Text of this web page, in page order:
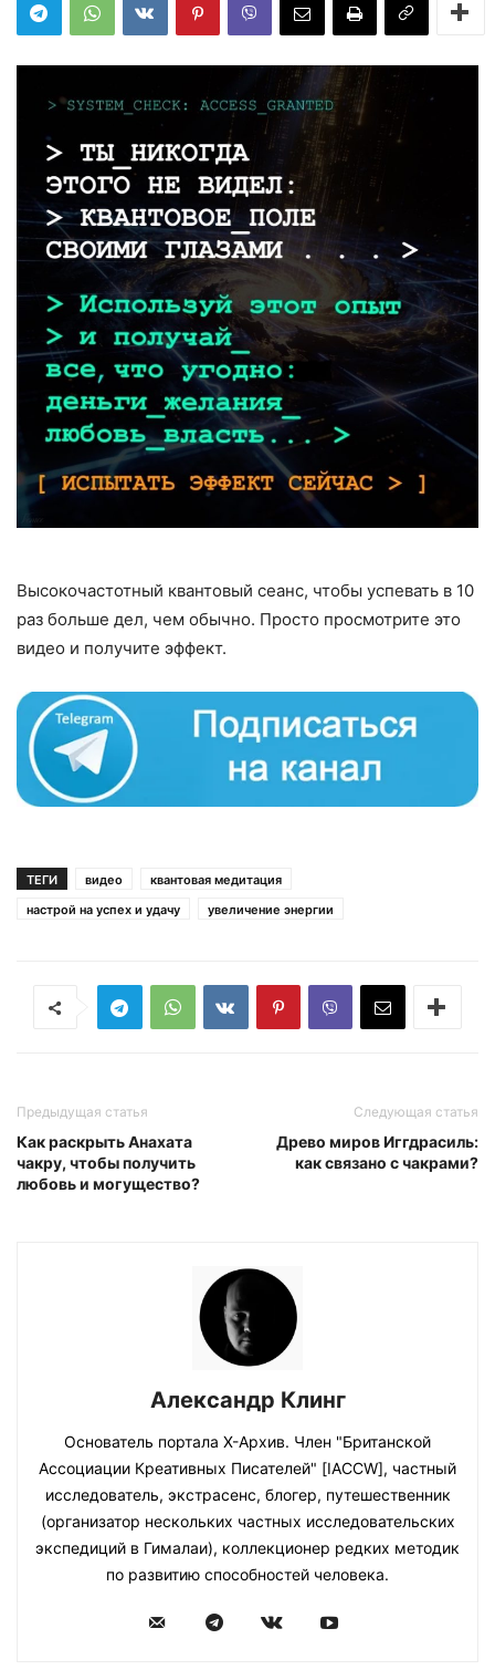
Высокочастотный квантовый сеанс, чтобы успевать в 10
раз больше дел, чем обычно. Просто просмотрите это
видео и получите эффект.
ТЕГИ видео
квантовая медитация
настрой на успех и удачу
увеличение энергии
Предыдущая статья
Как раскрыть Анахата
чакру, чтобы получить
любовь и могущество?
Следующая статья
Древо миров Иггдрасиль:
как связано с чакрами?
Александр Клинг
Основатель портала Х-Архив. Член "Британской
Ассоциации Креативных Писателей" [IACCW], частный
исследователь, экстрасенс, блогер, путешественник
(организатор нескольких частных исследовательских
экспедиций в Гималаи), коллекционер редких методик
по развитию способностей человека.